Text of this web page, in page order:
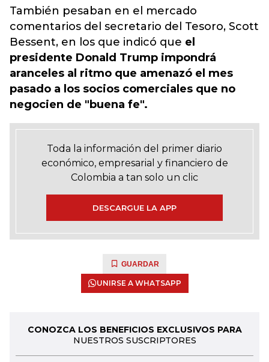
También pesaban en el mercado
comentarios del secretario del Tesoro, Scott
Bessent, en los que indicó que el
presidente Donald Trump impondrá
aranceles al ritmo que amenazó el mes
pasado a los socios comerciales que no
negocien de "buena fe".
Toda la información del primer diario
económico, empresarial y financiero de
Colombia a tan solo un clic
DESCARGUE LA APP
GUARDAR
UNIRSE A WHATSAPP
CONOZCA LOS BENEFICIOS EXCLUSIVOS PARA
NUESTROS SUSCRIPTORES